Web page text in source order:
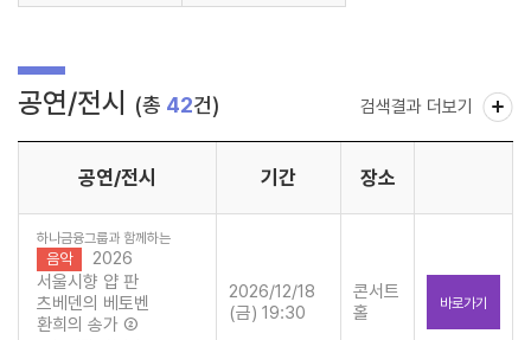
공연/전시 (총 42건) 검색결과 더보기
공연/전시 기간 장소
하나금융그룹과 함께하는
음악
2026
서울시향 얍 판
츠베덴의 베토벤
환희의 송가 ②
2026/12/18
(금) 19:30
콘서트
홀
바로가기